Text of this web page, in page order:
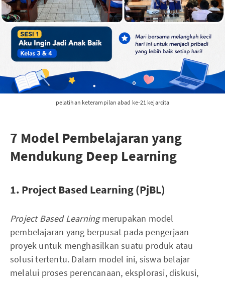
pelatihan keterampilan abad ke-21 kejarcita
7 Model Pembelajaran yang
Mendukung Deep Learning
1. Project Based Learning (PjBL)
Project Based Learningmerupakan model
pembelajaran yang berpusat pada pengerjaan
proyek untuk menghasilkan suatu produk atau
solusi tertentu. Dalam model ini, siswa belajar
melalui proses perencanaan, eksplorasi, diskusi,